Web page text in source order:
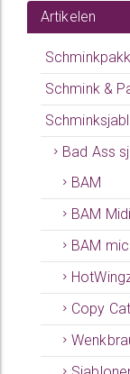
Artikelen
Schmink &
Bad Ass
BAM
BAM Midi
BAM
Copy Cat